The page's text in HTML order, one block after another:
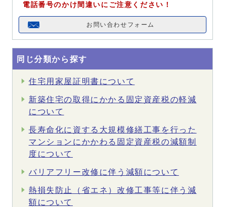
電話番号のかけ間違いにご注意ください！
お問い合わせフォーム
同じ分類から探す
住宅用家屋証明書について
新築住宅の取得にかかる固定資産税の軽減
について
長寿命化に資する大規模修繕工事を行った
マンションにかかわる固定資産税の減額制
度について
バリアフリー改修に伴う減額について
熱損失防止（省エネ）改修工事等に伴う減
額について